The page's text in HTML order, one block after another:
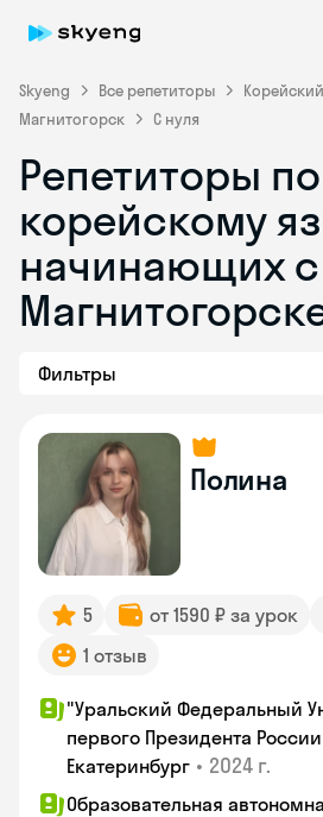
Skyeng Все репетиторы
Магнитогорск
С нуля
Репетиторы по
корейскому
начинающих с
Фильтры
Полина
5 от 1590 ₽ за урок
1 отзыв
"Уральский Федеральный
первого Президента
Екатеринбург • 2024 г.
Образовательная